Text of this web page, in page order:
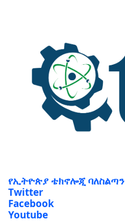
የኢትዮጵያ ቴክኖሎጂ ባለስልጣን
Twitter
Facebook
Youtube